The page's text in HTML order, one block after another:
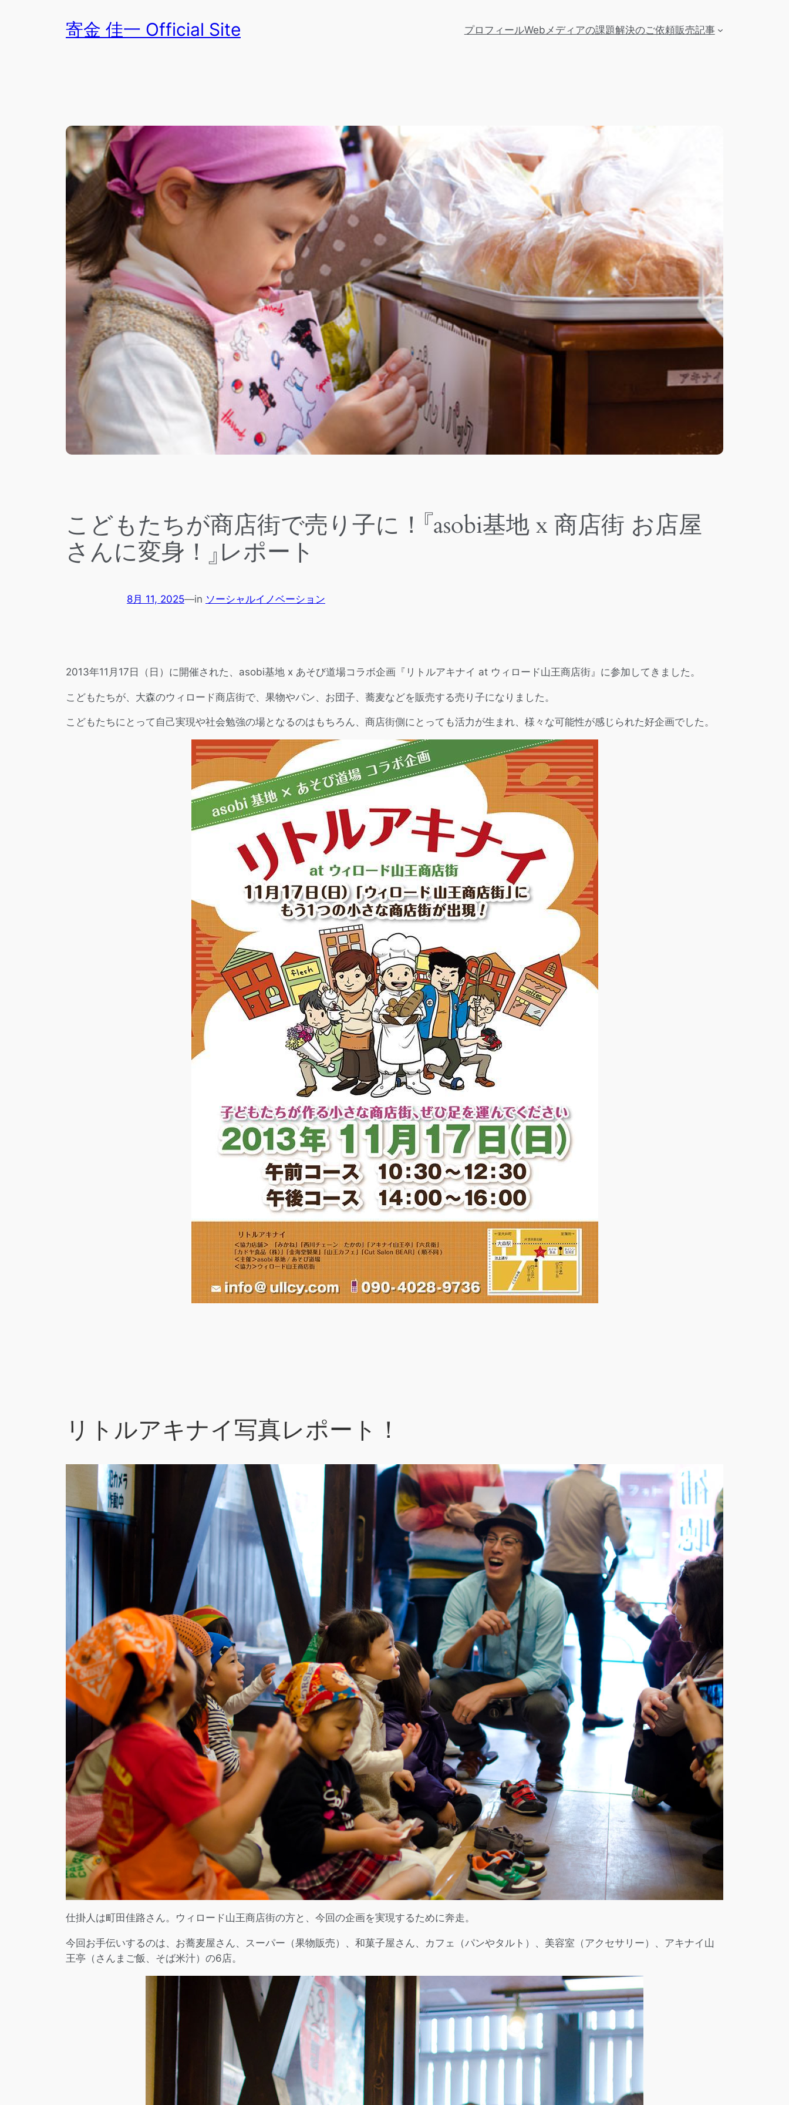
寄金 佳一 Official Site プロフィールWebメディアの課題解決のご依頼販売記事
こどもたちが商店街で売り子に！『asobi基地 x 商店街 お店屋
さんに変身！』レポート
8月 11, 2025—in ソーシャルイノベーション
2013年11月17日（日）に開催された、asobi基地 x あそび道場コラボ企画『リトルアキナイ at ウィロード山王商店街』に参加してきました。
こどもたちが、大森のウィロード商店街で、果物やパン、お団子、蕎麦などを販売する売り子になりました。
こどもたちにとって自己実現や社会勉強の場となるのはもちろん、商店街側にとっても活力が生まれ、様々な可能性が感じられた好企画でした。
リトルアキナイ写真レポート！
仕掛人は町田佳路さん。ウィロード山王商店街の方と、今回の企画を実現するために奔走。
今回お手伝いするのは、お蕎麦屋さん、スーパー（果物販売）、和菓子屋さん、カフェ（パンやタルト）、美容室（アクセサリー）、アキナイ山
王亭（さんまご飯、そば米汁）の6店。